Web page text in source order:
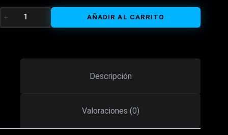
AÑADIR AL CARRITO
Descripción
Valoraciones (0)